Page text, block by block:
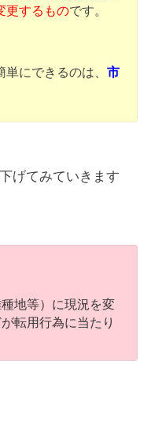
更するものです。
単にできるのは、市
げてみていきます
地等）に現況を変
転用行為に当たり